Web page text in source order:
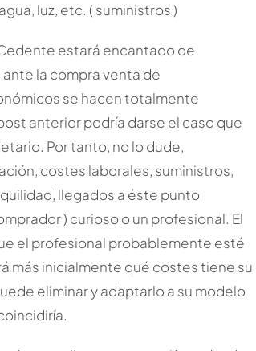
luz, etc. ( suministros )
estará encantado de
la compra venta de
se hacen totalmente
anterior podría darse el caso que
Por tanto, no lo dude,
costes laborales, suministros,
llegados a éste punto
) curioso o un profesional. El
el profesional probablemente esté
más inicialmente qué costes tiene su
eliminar y adaptarlo a su modelo